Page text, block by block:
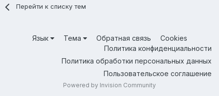
Перейти к списку тем
Язык Тема Обратная связь
Cookies
Политика конфиденциальности
Политика обработки персональных данных
Пользовательское соглашение
Powered by Invision Community